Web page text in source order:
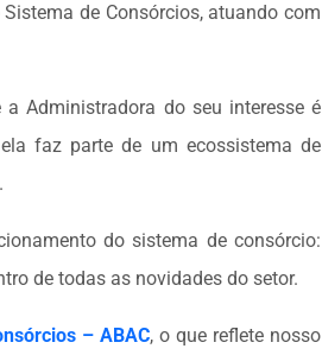
de Consórcios, atuando com
Administradora do seu interesse é
faz parte de um ecossistema de
do sistema de consórcio:
de todas as novidades do setor.
– ABAC, o que reflete nosso